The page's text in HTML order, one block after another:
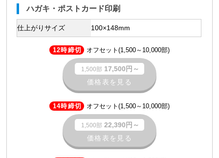
ハガキ・ポストカード印刷
仕上がりサイズ 100×148mm
12時締切 オフセット(1,500～10,000部)
1,500部 17,500円～
価格表を見る
14時締切 オフセット(1,500～10,000部)
1,500部 22,390円～
価格表を見る